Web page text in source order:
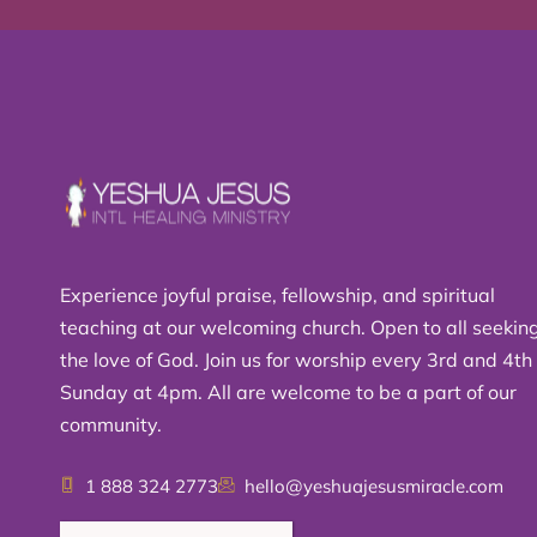
Experience joyful praise, fellowship, and spiritual
teaching at our welcoming church. Open to all
the love of God. Join us for worship every 3rd and 4th
Sunday at 4pm. All are welcome to be a part of our
community.
1 888 324 2773 hello@yeshuajesusmiracle.com